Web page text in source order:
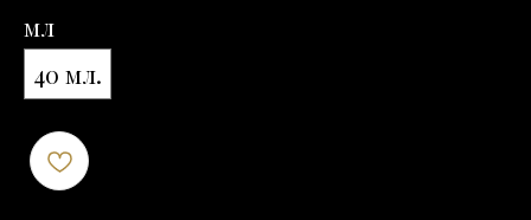
мл
40 мл.